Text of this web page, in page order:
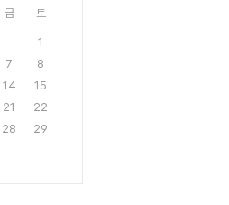
금 토
1
7
8
14
15
21
22
28
29